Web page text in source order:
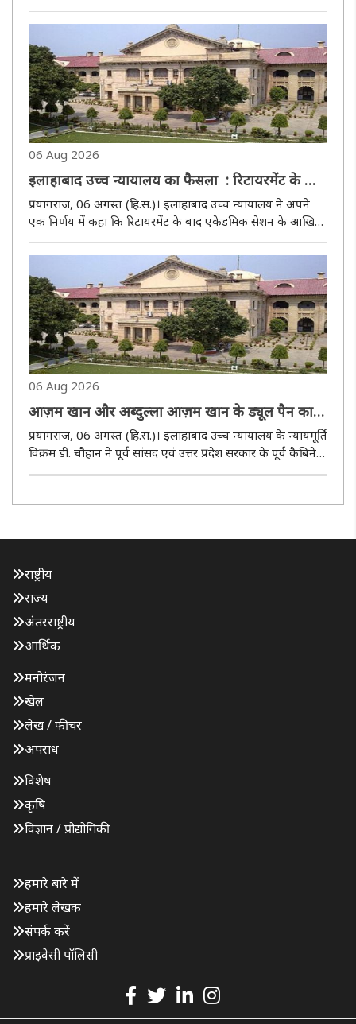
बहुचर्चित मामले में न्यायालय ने गुरुवार को दोनों..
06 Aug 2026
इलाहाबाद उच्च न्यायालय का फैसला : रिटायरमेंट के बाद
एकेडमिक सेशन के अंत तक नौकरी जारी रखने का हक
रिसर्च ड्यूटी पर तैनात टीचर को नहीं
प्रयागराज, 06 अगस्त (हि.स.)। इलाहाबाद उच्च न्यायालय ने अपने
एक निर्णय में कहा कि रिटायरमेंट के बाद एकेडमिक सेशन के आखिर
इसका दावा सिर्फ़ वही टीचर कर सकता है जो असल में रेगुलर टीचिंग
(नियमित..
06 Aug 2026
आज़म खान और अब्दुल्ला आज़म खान के ड्यूल पैन कार्ड
मामलों से इलाहाबाद उच्च न्यायालय के जज ने खुद को
किया अलग
प्रयागराज, 06 अगस्त (हि.स.)। इलाहाबाद उच्च न्यायालय के न्यायमूर्ति
विक्रम डी. चौहान ने पूर्व सांसद एवं उत्तर प्रदेश सरकार के पूर्व कैबिनेट
राष्ट्रीय
राज्य
अंतरराष्ट्रीय
आर्थिक
मनोरंजन
खेल
लेख / फीचर
अपराध
विशेष
कृषि
विज्ञान / प्रौद्योगिकी
हमारे बारे में
हमारे लेखक
संपर्क करें
प्राइवेसी पॉलिसी